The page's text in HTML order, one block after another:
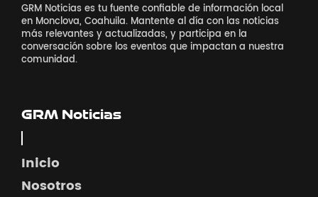
GRM Noticias es tu fuente confiable de información local
en Monclova, Coahuila. Mantente al día con las noticias
más relevantes y actualizadas, y participa en la
conversación sobre los eventos que impactan a nuestra
comunidad.
GRM Noticias
Inicio
Nosotros